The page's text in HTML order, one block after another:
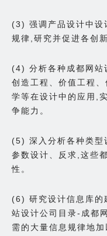
(3) 强调产品设计中设
规律,研究并促进各创
(4) 分析各种成都网站
创造工程、价值工程
学等在设计中的应用,
争能力。
(5) 深入分析各种类型
参数设计、反求,这些
性。
(6) 研究设计信息库的
站设计公司目录-成都
需的大量信息规律地